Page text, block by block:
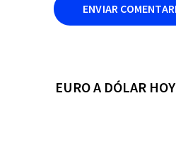
EURO A DÓLAR HOY